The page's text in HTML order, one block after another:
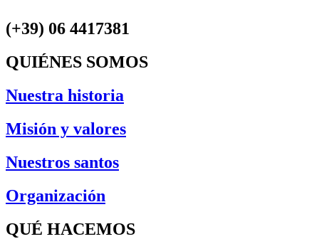
(+39) 06 4417381
QUIÉNES SOMOS
Nuestra historia
Misión y valores
Nuestros santos
Organización
QUÉ HACEMOS